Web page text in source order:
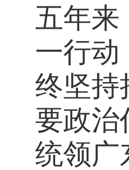
五年来
一行动
终坚持
要政治
统领广